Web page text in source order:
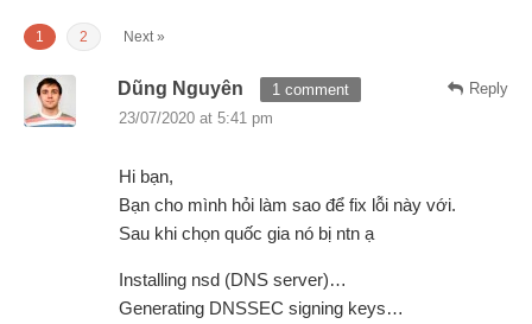
1 2 Next »
Reply
Dũng Nguyên
1 comment
23/07/2020 at 5:41 pm
Hi bạn,
Bạn cho mình hỏi làm sao để fix lỗi này với.
Sau khi chọn quốc gia nó bị ntn ạ
Installing nsd (DNS server)…
Generating DNSSEC signing keys…